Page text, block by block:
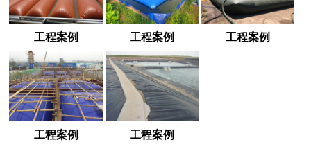
工程案例 工程案例 工程案例
工程案例 工程案例